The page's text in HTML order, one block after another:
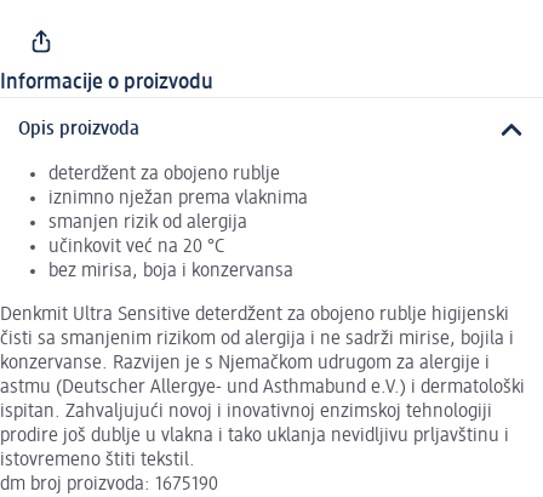
Informacije o proizvodu
Opis proizvoda
deterdžent za obojeno rublje
iznimno nježan prema vlaknima
smanjen rizik od alergija
učinkovit već na 20 °C
bez mirisa, boja i konzervansa
Denkmit Ultra Sensitive deterdžent za obojeno rublje higijenski
čisti sa smanjenim rizikom od alergija i ne sadrži mirise, bojila i
konzervanse. Razvijen je s Njemačkom udrugom za alergije i
astmu (Deutscher Allergye- und Asthmabund e.V.) i dermatološki
ispitan. Zahvaljujući novoj i inovativnoj enzimskoj tehnologiji
prodire još dublje u vlakna i tako uklanja nevidljivu prljavštinu i
istovremeno štiti tekstil.
dm broj proizvoda: 1675190